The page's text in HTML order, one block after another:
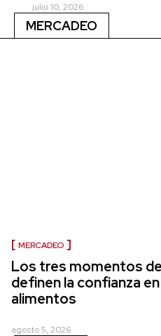
julio 10, 2026
MERCADEO
MERCADEO
Los tres momentos
definen la confianza
alimentos
agosto 5, 2026